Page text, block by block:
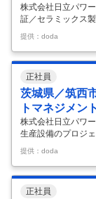
株式会社日立パワ
証／セラミックス
ス】 【仕事内容】
品・鋳鍛造品の品
容】 【電気または
ープ／年間休日
アンス違反防止に
るかを試験・検査
試験・検査の計画
品（電子 …
提供：doda
正社員
茨城県／筑西
トマネジメン
株式会社日立パワ
生産設備のプロジ
【仕事内容】 【茨
マネジメント(建設
【電気の基礎知識
業務内容 顧客ニー
りまとめ者として
提供：doda
正社員